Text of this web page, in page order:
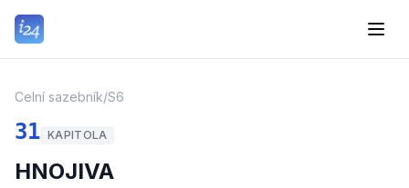
Celní sazebník/S6
31 KAPITOLA
HNOJIVA